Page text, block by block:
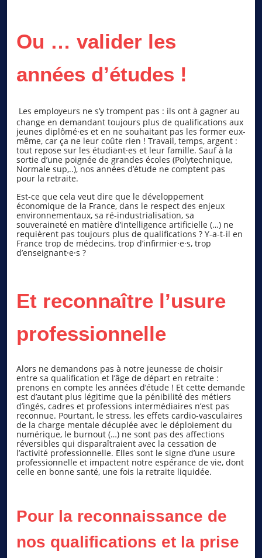
Ou … valider les
années d’études !
Les employeurs ne s’y trompent pas : ils ont à gagner au
change en demandant toujours plus de qualifications aux
jeunes diplômé·es et en ne souhaitant pas les former eux-
même, car ça ne leur coûte rien ! Travail, temps, argent :
tout repose sur les étudiant·es et leur famille. Sauf à la
sortie d’une poignée de grandes écoles (Polytechnique,
Normale sup,..), nos années d’étude ne comptent pas
pour la retraite.
Est-ce que cela veut dire que le développement
économique de la France, dans le respect des enjeux
environnementaux, sa ré-industrialisation, sa
souveraineté en matière d’intelligence artificielle (…) ne
requièrent pas toujours plus de qualifications ? Y-a-t-il en
France trop de médecins, trop d’infirmier·e·s, trop
d’enseignant·e·s ?
Et reconnaître l’usure
professionnelle
Alors ne demandons pas à notre jeunesse de choisir
entre sa qualification et l’âge de départ en retraite :
prenons en compte les années d’étude ! Et cette demande
est d’autant plus légitime que la pénibilité des métiers
d’ingés, cadres et professions intermédiaires n’est pas
reconnue. Pourtant, le stress, les effets cardio-vasculaires
de la charge mentale décuplée avec le déploiement du
numérique, le burnout (…) ne sont pas des affections
réversibles qui disparaîtraient avec la cessation de
l’activité professionnelle. Elles sont le signe d’une usure
professionnelle et impactent notre espérance de vie, dont
celle en bonne santé, une fois la retraite liquidée.
Pour la reconnaissance de
nos qualifications et la prise